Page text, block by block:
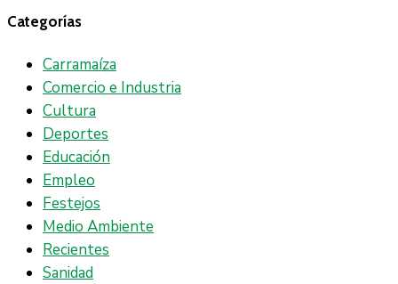
Categorías
Carramaíza
Comercio e Industria
Cultura
Deportes
Educación
Empleo
Festejos
Medio Ambiente
Recientes
Sanidad